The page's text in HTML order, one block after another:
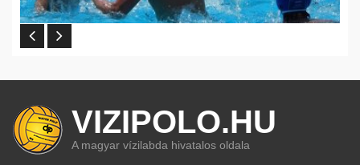
VIZIPOLO.HU
A magyar vízilabda hivatalos oldala